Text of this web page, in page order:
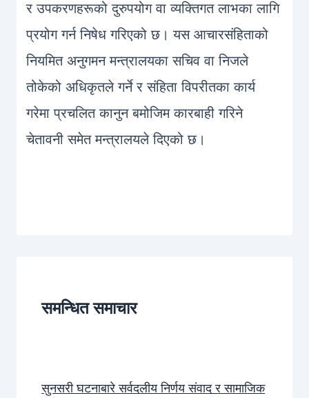
र उपकरणहरूको दुरुपयोग वा व्यक्तिगत लाभका लागि
प्रयोग गर्न निषेध गरिएको छ। यस आचारसंहिताको
नियमित अनुगमन मन्त्रालयका सचिव वा निजले
तोकेको अधिकृतले गर्ने र संहिता विपरीतका कार्य
गरेमा प्रचलित कानुन बमोजिम कारबाही गरिने
चेतावनी समेत मन्त्रालयले दिएको छ।
समन्धित समाचार
सुनसरी घटनाबारे सर्वदलीय निर्णय संवाद र सामाजिक